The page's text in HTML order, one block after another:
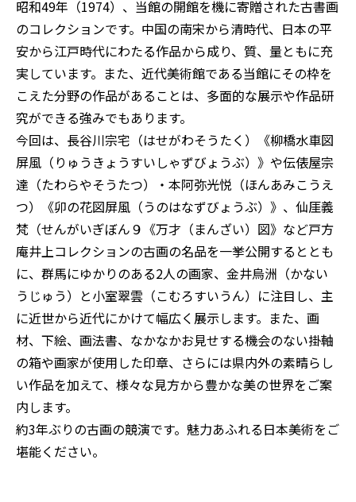
昭和49年（1974）、当館の開館を機に寄贈された古書画
のコレクションです。中国の南宋から清時代、日本の平
安から江戸時代にわたる作品から成り、質、量ともに充
実しています。また、近代美術館である当館にその枠を
こえた分野の作品があることは、多面的な展示や作品研
究ができる強みでもあります。
今回は、長谷川宗宅（はせがわそうたく）《柳橋水車図
屏風（りゅうきょうすいしゃずびょうぶ）》や伝俵屋宗
達（たわらやそうたつ）・本阿弥光悦（ほんあみこうえ
つ）《卯の花図屏風（うのはなずびょうぶ）》、仙厓義
梵（せんがいぎぼん９《万才（まんざい）図》など戸方
庵井上コレクションの古画の名品を一挙公開するととも
に、群馬にゆかりのある2人の画家、金井烏洲（かない
うじゅう）と小室翠雲（こむろすいうん）に注目し、主
に近世から近代にかけて幅広く展示します。また、画
材、下絵、画法書、なかなかお見せする機会のない掛軸
の箱や画家が使用した印章、さらには県内外の素晴らし
い作品を加えて、様々な見方から豊かな美の世界をご案
内します。
約3年ぶりの古画の競演です。魅力あふれる日本美術をご
堪能ください。